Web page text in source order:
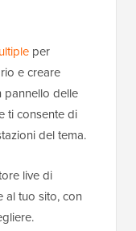
per
e creare
pannello delle
ti consente di
del tema.
live di
al tuo sito, con